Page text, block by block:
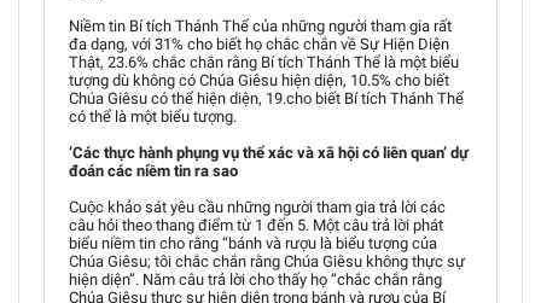
Niềm tin Bí tích Thánh Thể của những người tham gia rất
đa dạng, với 31% cho biết họ chắc chắn về Sự Hiện Diện
Thật, 23.6% chắc chắn rằng Bí tích Thánh Thể là một biểu
tượng dù không có Chúa Giêsu hiện diện, 10.5% cho biết
Chúa Giêsu có thể hiện diện, 19.cho biết Bí tích Thánh Thể
có thể là một biểu tượng.
‘Các thực hành phụng vụ thể xác và xã hội có liên quan’ dự
đoán các niềm tin ra sao
Cuộc khảo sát yêu cầu những người tham gia trả lời các
câu hỏi theo thang điểm từ 1 đến 5. Một câu trả lời phát
biểu niềm tin cho rằng “bánh và rượu là biểu tượng của
Chúa Giêsu; tôi chắc chắn rằng Chúa Giêsu không thực sự
hiện diện”. Năm câu trả lời cho thấy họ “chắc chắn rằng
Chúa Giêsu thực sự hiện diện trong bánh và rượu của Bí